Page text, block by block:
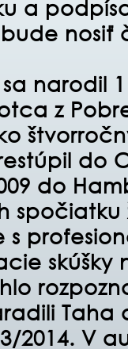
a
nosiť
narodil
z
do
do
spočiatku
s
skúšky
Taha
2014. V